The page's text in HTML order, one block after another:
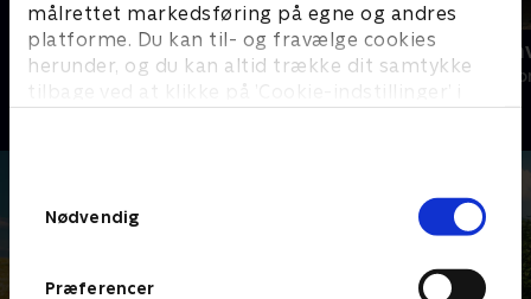
målrettet markedsføring på egne og andres
platforme. Du kan til- og fravælge cookies
herunder, og du kan altid trække dit samtykke
tilbage ved at klikke på ’Cookie-indstillinger’ i
Nødvendig
Præferencer
Forræder
Reality • 4 sæsoner
Kærlighed
Reality • 8